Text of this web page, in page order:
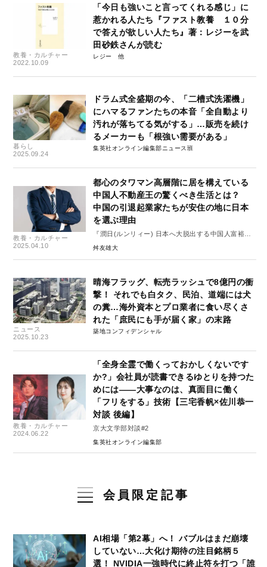
教養・カルチャー
2022.10.09
「今日も強いこと言ってくれる感じ」に
惹かれる人たち『ファスト教養 １０分
で答えが欲しい人たち』著：レジーを武
田砂鉄さんが読む
レジー
暮らし
2025.09.24
ドラム式全盛期の今、「二槽式洗濯機」
にハマるファンたちの本音「全自動より
汚れが落ちてる気がする」…販売を続け
るメーカーも「根強い需要がある」
集英社オンライン編集部ニュース班
教養・カルチャー
2025.04.10
都心のタワマン高層階に居を構えている
中国人不動産王の驚くべき生活とは？
中国の引退起業家たちが安住の地に日本
を選ぶ理由
『潤日(ルンリィー) 日本へ大脱出する中国人富裕層
を追う』#3
舛友雄大
ニュース
2025.10.23
晴海フラッグ、転売ラッシュで8億円の衝
撃！ それでも白タク、民泊、道端には犬
の糞…海外資本とプロ業者に食い尽くさ
れた「庶民にも手が届く家」の末路
築地コンフィデンシャル
教養・カルチャー
2024.06.22
「全身全霊で働くっておかしくないです
か?」会社員が読書できるゆとりを持つた
めには――大事なのは、真面目に働く
「フリをする」技術【三宅香帆×佐川恭一
対談 後編】
京大文学部対談#2
集英社オンライン編集部
会員限定記事
AI相場「第2幕」へ！ バブルはまだ崩壊
していない…大化け期待の注目銘柄５
選！ NVIDIA一強時代に終止符を打つ「誰